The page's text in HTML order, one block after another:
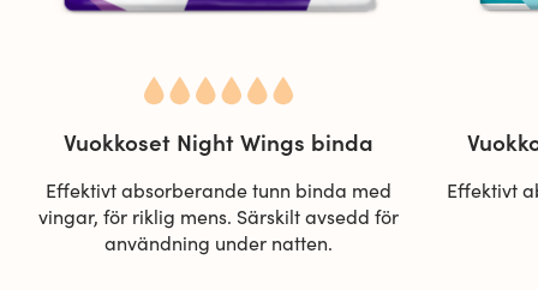
Vuokkoset Night Wings binda
Effektivt absorberande tunn binda med
vingar, för riklig mens. Särskilt avsedd för
användning under natten.
Effektivt